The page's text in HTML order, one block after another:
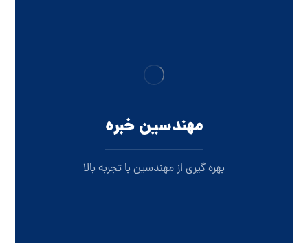
مهندسین خبره
بهره گیری از مهندسین با تجربه بالا